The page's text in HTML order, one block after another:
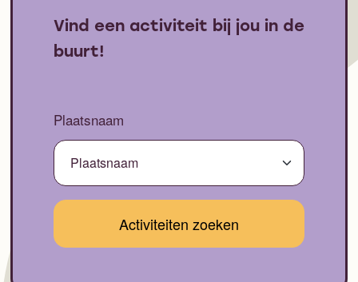
Vind een activiteit bij jou in de
buurt!
Plaatsnaam